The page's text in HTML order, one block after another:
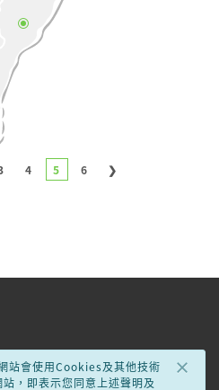
48號7樓之2
企業有限公司)
4 5 6 ❯
×
站會使用Cookies及其他技術
，即表示您同意上述聲明及